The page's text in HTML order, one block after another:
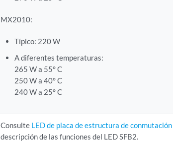
MX2010:
Típico: 220 W
A diferentes temperaturas:
265 W a 55° C
250 W a 40° C
240 W a 25° C
Consulte LED de placa de estructura de
descripción de las funciones del LED SFB2.